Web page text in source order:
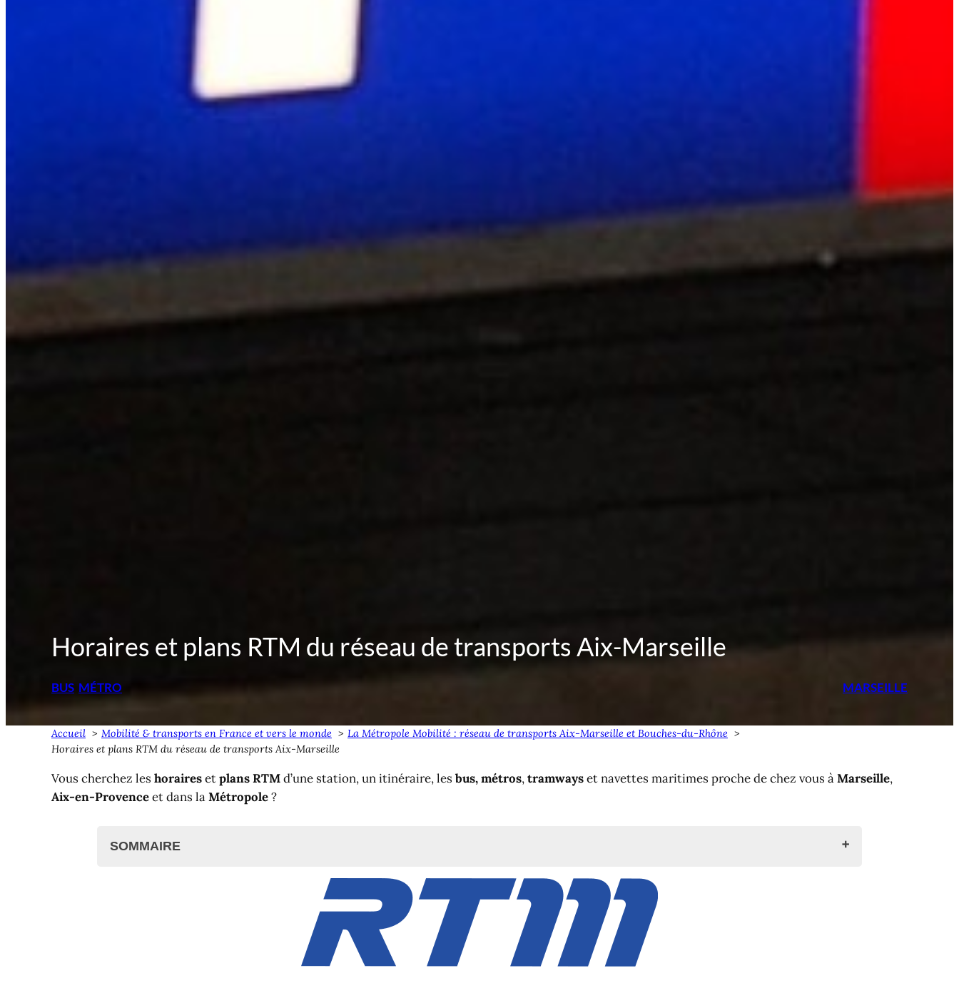
Horaires et plans RTM du réseau de transports Aix-Marseille
BUS MÉTRO MARSEILLE
Accueil Mobilité & transports en France et vers le monde
La Métropole Mobilité : réseau de transports Aix-Marseille et Bouches-du-Rhône
Horaires et plans RTM du réseau de transports Aix-Marseille
Vous cherchez les horairesetplans RTMd’une station, un itinéraire, les bus,métros,tramwayset navettes maritimes proche de chez vous àMarseille,
Aix-en-Provenceet dans laMétropole?
SOMMAIRE
Plans RTM des principales lignes bus, tramway funiculaire et métro